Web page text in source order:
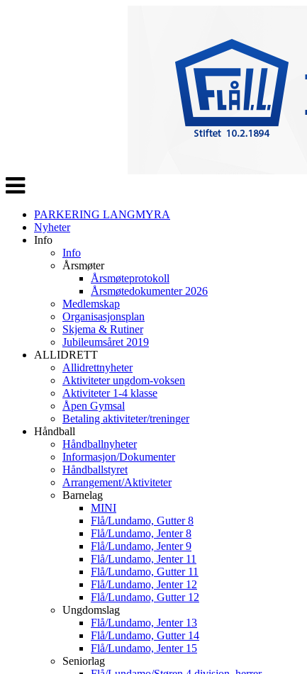
Veksle
navigasjon
PARKERING LANGMYRA
Nyheter
Info
Info
Årsmøter
Årsmøteprotokoll
Årsmøtedokumenter 2026
Medlemskap
Organisasjonsplan
Skjema & Rutiner
Jubileumsåret 2019
ALLIDRETT
Allidrettnyheter
Aktiviteter ungdom-voksen
Aktiviteter 1-4 klasse
Åpen Gymsal
Betaling aktiviteter/treninger
Håndball
Håndballnyheter
Informasjon/Dokumenter
Håndballstyret
Arrangement/Aktiviteter
Barnelag
MINI
Flå/Lundamo, Gutter 8
Flå/Lundamo, Jenter 8
Flå/Lundamo, Jenter 9
Flå/Lundamo, Jenter 11
Flå/Lundamo, Gutter 11
Flå/Lundamo, Jenter 12
Flå/Lundamo, Gutter 12
Ungdomslag
Flå/Lundamo, Jenter 13
Flå/Lundamo, Gutter 14
Flå/Lundamo, Jenter 15
Seniorlag